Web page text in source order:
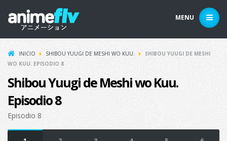
MENU
INICIO SHIBOU YUUGI DE MESHI WO KUU.
SHIBOU YUUGI DE MESHI
WO KUU. EPISODIO 8
Shibou Yuugi de Meshi wo Kuu.
Episodio 8
Episodio 8